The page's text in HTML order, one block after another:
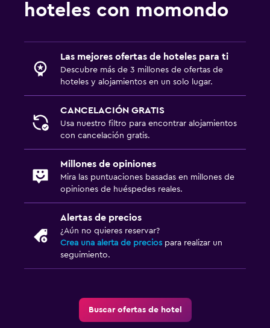
hoteles con momondo
Las mejores ofertas de hoteles para ti
Descubre más de 3 millones de ofertas de
hoteles y alojamientos en un solo lugar.
CANCELACIÓN GRATIS
Usa nuestro filtro para encontrar alojamientos
con cancelación gratis.
Millones de opiniones
Mira las puntuaciones basadas en millones de
opiniones de huéspedes reales.
Alertas de precios
¿Aún no quieres reservar?
Crea una alerta de precios para realizar un
seguimiento.
Buscar ofertas de hotel